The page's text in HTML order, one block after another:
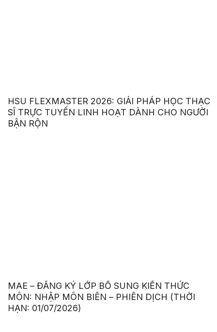
HSU FLEXMASTER 2026: GIẢI PHÁP HỌC THẠC
SĨ TRỰC TUYẾN LINH HOẠT DÀNH CHO NGƯỜI
BẬN RỘN
MAE – ĐĂNG KÝ LỚP BỔ SUNG KIẾN THỨC
MÔN: NHẬP MÔN BIÊN – PHIÊN DỊCH (THỜI
HẠN: 01/07/2026)